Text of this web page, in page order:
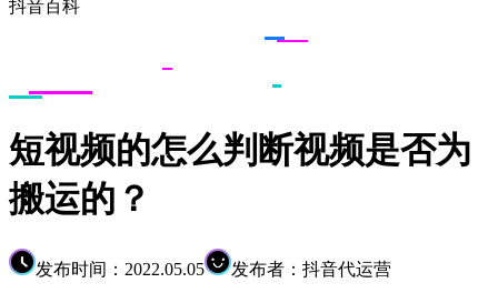
抖音百科
短视频的怎么判断视频是否为
搬运的？
发布时间：2022.05.05 发布者：抖音代运营